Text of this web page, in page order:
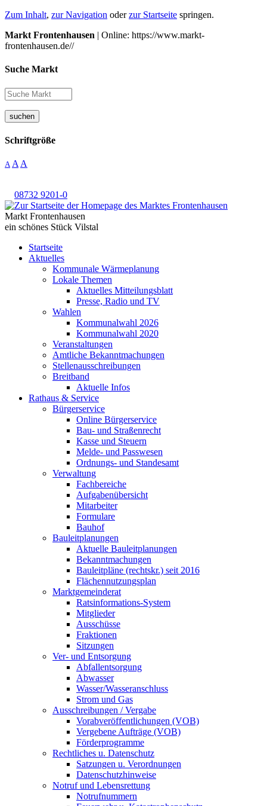
Zum Inhalt, zur Navigation oderzur Startseite springen.
Markt Frontenhausen | Online: https://www.markt-
frontenhausen.de//
Suche Markt
suchen
Schriftgröße
A A A
08732 9201-0
Markt Frontenhausen
ein schönes Stück Vilstal
Startseite
Aktuelles
Kommunale Wärmeplanung
Lokale Themen
Aktuelles Mitteilungsblatt
Presse, Radio und TV
Wahlen
Kommunalwahl 2026
Kommunalwahl 2020
Veranstaltungen
Amtliche Bekanntmachungen
Stellenausschreibungen
Breitband
Aktuelle Infos
Rathaus & Service
Bürgerservice
Online Bürgerservice
Bau- und Straßenrecht
Kasse und Steuern
Melde- und Passwesen
Ordnungs- und Standesamt
Verwaltung
Fachbereiche
Aufgabenübersicht
Mitarbeiter
Formulare
Bauhof
Bauleitplanungen
Aktuelle Bauleitplanungen
Bekanntmachungen
Bauleitpläne (rechtskr.) seit 2016
Flächennutzungsplan
Marktgemeinderat
Ratsinformations-System
Mitglieder
Ausschüsse
Fraktionen
Sitzungen
Ver- und Entsorgung
Abfallentsorgung
Abwasser
Wasser/Wasseranschluss
Strom und Gas
Ausschreibungen / Vergabe
Vorabveröffentlichungen (VOB)
Vergebene Aufträge (VOB)
Förderprogramme
Rechtliches u. Datenschutz
Satzungen u. Verordnungen
Datenschutzhinweise
Notruf und Lebensrettung
Notrufnummern